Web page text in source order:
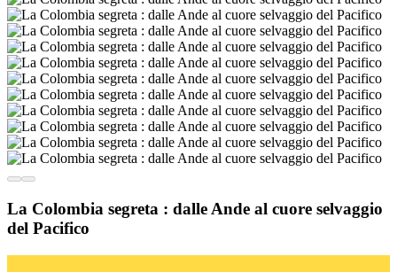
La Colombia segreta : dalle Ande al cuore selvaggio
del Pacifico